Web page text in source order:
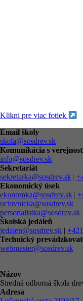
Klikni pre viac fotiek
Email školy
skola@sosdrev.sk
Komunikácia s
info@sosdrev.sk
Sekretariát
sekretarka@sosdrev.sk |
Ekonomický úsek
ekonomka@sosdrev.sk |
uctovnicka@sosdrev.sk
personalistka@sosdrev.sk
Školská jedáleň
jedalen@sosdrev.sk |
Technický
webmaster@sosdrev.sk
Názov
Stredná odborná škola
Adresa